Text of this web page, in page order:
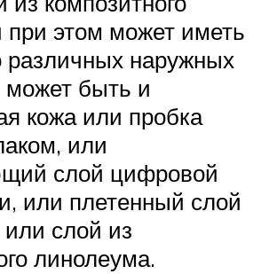
при этом может иметь
различных наружных
может быть и
кожа или пробка
или
слой цифровой
или плетенный слой
слой из
линолеума.